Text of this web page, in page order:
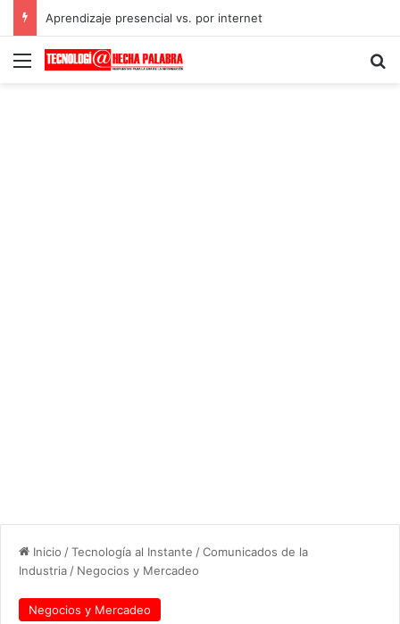
Aprendizaje presencial vs. por internet
Menú
Inicio /Tecnología al Instante /Comunicados de la
Industria / Negocios y Mercadeo
Negocios y Mercadeo